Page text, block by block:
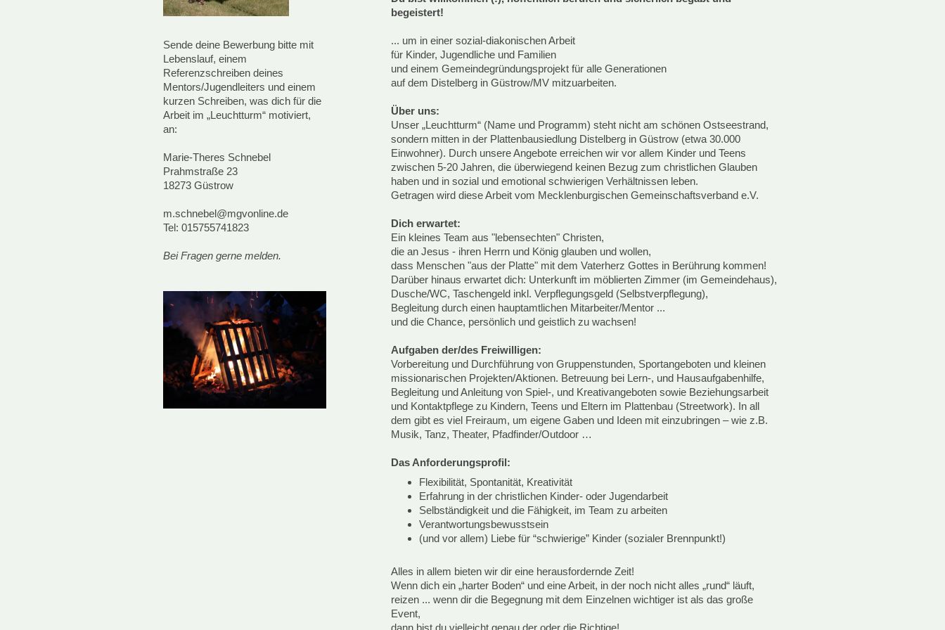
Sende deine Bewerbung bitte mit
Lebenslauf, einem
Referenzschreiben deines
Mentors/Jugendleiters und einem
kurzen Schreiben, was dich für die
Arbeit im „Leuchtturm“ motiviert,
an:
Marie-Theres Schnebel
Prahmstraße 23
18273 Güstrow
m.schnebel@mgvonline.de
Tel: 015755741823
Bei Fragen gerne melden.
begeistert!
... um in einer sozial-diakonischen Arbeit
für Kinder, Jugendliche und Familien
und einem Gemeindegründungsprojekt für alle Generationen
auf dem Distelberg in Güstrow/MV mitzuarbeiten.
Über uns:
Unser „Leuchtturm“ (Name und Programm) steht nicht am schönen Ostseestrand,
sondern mitten in der Plattenbausiedlung Distelberg in Güstrow (etwa 30.000
Einwohner). Durch unsere Angebote erreichen wir vor allem Kinder und Teens
zwischen 5-20 Jahren, die überwiegend keinen Bezug zum christlichen Glauben
haben und in sozial und emotional schwierigen Verhältnissen leben.
Getragen wird diese Arbeit vom Mecklenburgischen Gemeinschaftsverband e.V.
Dich erwartet:
Ein kleines Team aus "lebensechten" Christen,
die an Jesus - ihren Herrn und König glauben und wollen,
dass Menschen "aus der Platte" mit dem Vaterherz Gottes in Berührung kommen!
Darüber hinaus erwartet dich: Unterkunft im möblierten Zimmer (im Gemeindehaus),
Dusche/WC, Taschengeld inkl. Verpflegungsgeld (Selbstverpflegung),
Begleitung durch einen hauptamtlichen Mitarbeiter/Mentor ...
und die Chance, persönlich und geistlich zu wachsen!
Aufgaben der/des Freiwilligen:
Vorbereitung und Durchführung von Gruppenstunden, Sportangeboten und kleinen
missionarischen Projekten/Aktionen. Betreuung bei Lern-, und Hausaufgabenhilfe,
Begleitung und Anleitung von Spiel-, und Kreativangeboten sowie Beziehungsarbeit
und Kontaktpflege zu Kindern, Teens und Eltern im Plattenbau (Streetwork). In all
dem gibt es viel Freiraum, um eigene Gaben und Ideen mit einzubringen – wie z.B.
Musik, Tanz, Theater, Pfadfinder/Outdoor …
Das Anforderungsprofil:
Flexibilität, Spontanität, Kreativität
Erfahrung in der christlichen Kinder- oder Jugendarbeit
Selbständigkeit und die Fähigkeit, im Team zu arbeiten
Verantwortungsbewusstsein
(und vor allem) Liebe für “schwierige” Kinder (sozialer Brennpunkt!)
Alles in allem bieten wir dir eine herausfordernde Zeit!
Wenn dich ein „harter Boden“ und eine Arbeit, in der noch nicht alles „rund“ läuft,
reizen ... wenn dir die Begegnung mit dem Einzelnen wichtiger ist als das große
Event,